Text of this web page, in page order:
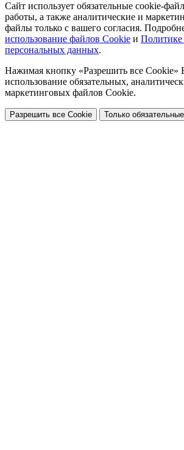
Сайт использует обязательные cookie-
работы, а также аналитические и
файлы только с вашего согласия.
использование файлов Cookie и Политике
персональных данных.
Нажимая кнопку «Разрешить все Cookie»
использование обязательных,
маркетинговых файлов Cookie.
Разрешить все Cookie Только обязательные